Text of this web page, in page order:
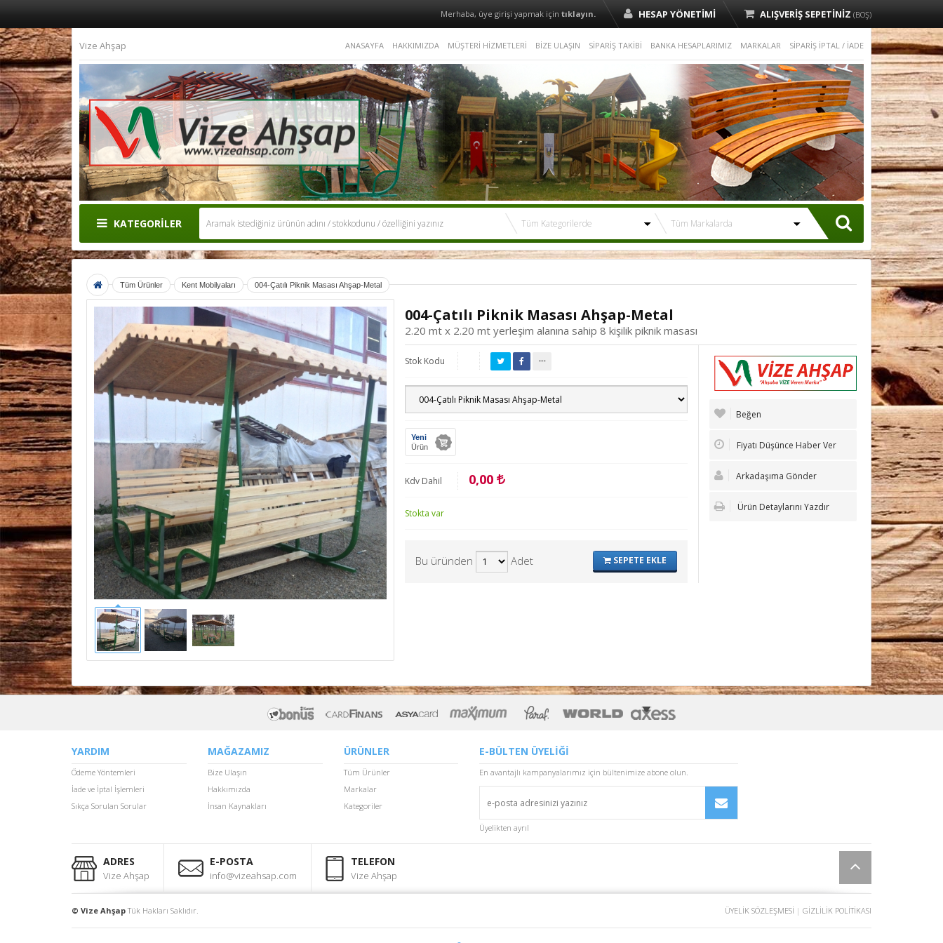
ALIŞVERİŞ SEPETİNİZ (BOŞ)
HESAP YÖNETİMİ
Merhaba, üye girişi yapmak için tıklayın.
Vize Ahşap ANASAYFA HAKKIMIZDA MÜŞTERİ HİZMETLERİ BİZE ULAŞIN SİPARİŞ TAKİBİ BANKA HESAPLARIMIZ MARKALAR SİPARİŞ İPTAL / İADE
KATEGORİLER
Tüm Ürünler Kent Mobilyaları 004-Çatılı Piknik Masası Ahşap-Metal
004-Çatılı Piknik Masası Ahşap-Metal
2.20 mt x 2.20 mt yerleşim alanına sahip 8 kişilik piknik masası
Stok Kodu
Yeni
Ürün
Kdv Dahil 0,00
Stokta var
Bu üründen Adet SEPETE EKLE
Beğen
Fiyatı Düşünce Haber Ver
Arkadaşıma Gönder
Ürün Detaylarını Yazdır
YARDIM
Ödeme Yöntemleri
İade ve İptal İşlemleri
Sıkça Sorulan Sorular
MAĞAZAMIZ
Bize Ulaşın
Hakkımızda
İnsan Kaynakları
ÜRÜNLER
Tüm Ürünler
Markalar
Kategoriler
E-BÜLTEN ÜYELİĞİ
En avantajlı kampanyalarımız için bültenimize abone olun.
Üyelikten ayrıl
ADRES
Vize Ahşap
E-POSTA
info@vizeahsap.com
TELEFON
Vize Ahşap
© Vize AhşapTük Hakları Saklıdır. ÜYELİK SÖZLEŞMESİ | GİZLİLİK POLİTİKASI